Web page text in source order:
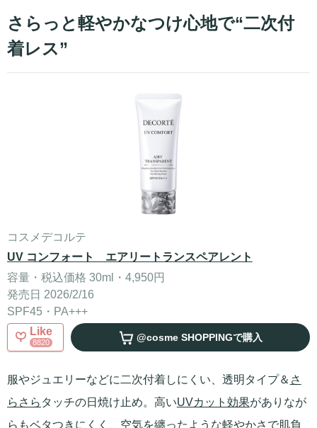
さらっと軽やかなつけ心地で“二次付
着レス”
コスメデコルテ
UV コンフォート エアリートランスペアレント
容量・税込価格 30ml・4,950円
発売日 2026/2/16
SPF45・PA+++
Like
8820 @cosme SHOPPINGで購入
服やジュエリーなどに二次付着しにくい、透明タイプ＆ さ
らさら タッチの日焼け止め。高いUVカット効果がありなが
らもベタつきにくく、空気を纏ったような軽やかさで肌負